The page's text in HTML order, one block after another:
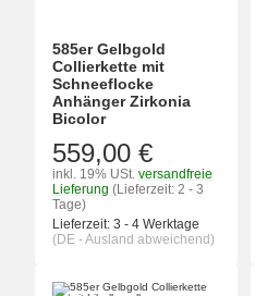
585er Gelbgold
Collierkette mit
Schneeflocke
Anhänger Zirkonia
Bicolor
559,00 €
inkl. 19% USt. versandfreie
Lieferung (Lieferzeit: 2 - 3
Tage)
Lieferzeit: 3 - 4 Werktage
(DE - Ausland abweichend)